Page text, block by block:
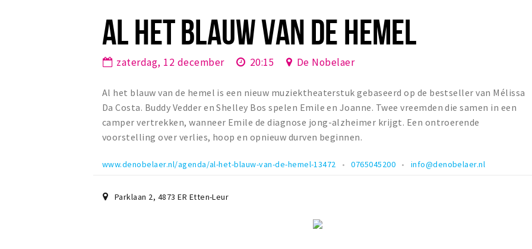
AL HET BLAUW VAN DE HEMEL
zaterdag, 12 december 20:15 De Nobelaer
Al het blauw van de hemel is een nieuw muziektheaterstuk gebaseerd op de bestseller van Mélissa
Da Costa. Buddy Vedder en Shelley Bos spelen Emile en Joanne. Twee vreemden die samen in een
camper vertrekken, wanneer Emile de diagnose jong-alzheimer krijgt. Een ontroerende
voorstelling over verlies, hoop en opnieuw durven beginnen.
www.denobelaer.nl/agenda/al-het-blauw-van-de-hemel-13472 0765045200 info@denobelaer.nl
Parklaan 2, 4873 ER Etten-Leur